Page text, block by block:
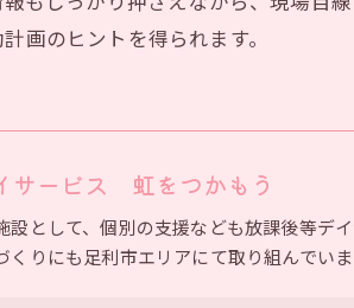
画のヒントを得られます。
サービス 虹をつかもう
として、個別の支援なども放課後等デ
りにも足利市エリアにて取り組んでいま